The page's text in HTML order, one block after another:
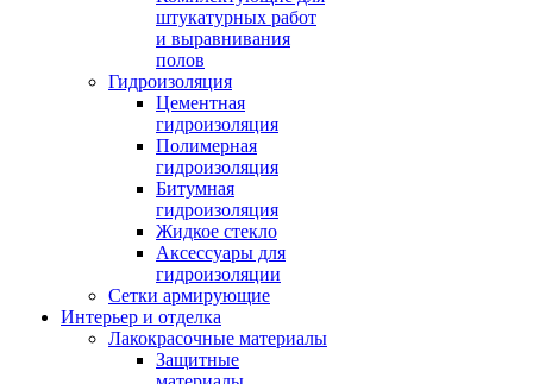
штукатурных работ
и выравнивания
полов
Гидроизоляция
Цементная
гидроизоляция
Полимерная
гидроизоляция
Битумная
гидроизоляция
Жидкое стекло
Аксессуары для
гидроизоляции
Сетки армирующие
Интерьер и отделка
Лакокрасочные материалы
Защитные